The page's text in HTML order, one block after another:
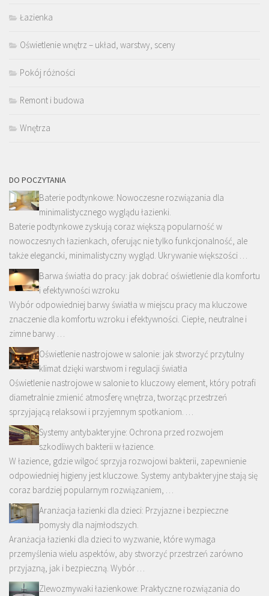
Łazienka
Oświetlenie wnętrz – układ, warstwy, sceny
Pokój różności
Remont i budowa
Wnętrza
DO POCZYTANIA
Baterie podtynkowe: Nowoczesne rozwiązania dla
minimalistycznego wyglądu łazienki.
Baterie podtynkowe zyskują coraz większą popularność w
nowoczesnych łazienkach, oferując nie tylko funkcjonalność, ale
także elegancki, minimalistyczny wygląd. Ukrywanie większości …
Barwa światła do pracy: jak dobrać oświetlenie dla komfortu
i efektywności wzroku
Wybór odpowiedniej barwy światła w miejscu pracy ma kluczowe
znaczenie dla komfortu wzroku i efektywności. Ciepłe, neutralne i
zimne barwy …
Oświetlenie nastrojowe w salonie: jak stworzyć przytulny
klimat dzięki warstwom i regulacji światła
Oświetlenie nastrojowe w salonie to kluczowy element, który potrafi
diametralnie zmienić atmosferę wnętrza, tworząc przestrzeń
sprzyjającą relaksowi i przyjemnym spotkaniom. …
Systemy antybakteryjne: Ochrona przed rozwojem
szkodliwych bakterii w łazience.
W łazience, gdzie wilgoć sprzyja rozwojowi bakterii, zapewnienie
odpowiedniej higieny jest kluczowe. Systemy antybakteryjne stają się
coraz bardziej popularnym rozwiązaniem, …
Aranżacja łazienki dla dzieci: Przyjazne i bezpieczne
pomysły dla najmłodszych.
Aranżacja łazienki dla dzieci to wyzwanie, które wymaga
przemyślenia wielu aspektów, aby stworzyć przestrzeń zarówno
przyjazną, jak i bezpieczną. Wybór …
Zlewozmywaki łazienkowe: Praktyczne rozwiązania do